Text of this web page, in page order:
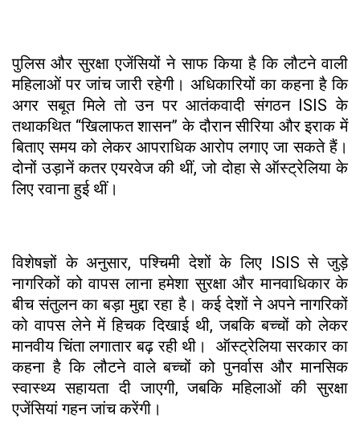
पुलिस और सुरक्षा एजेंसियों ने साफ किया है कि लौटने वाली
महिलाओं पर जांच जारी रहेगी। अधिकारियों का कहना है कि
अगर सबूत मिले तो उन पर आतंकवादी संगठन ISIS के
तथाकथित “खिलाफत शासन” के दौरान सीरिया और इराक में
बिताए समय को लेकर आपराधिक आरोप लगाए जा सकते हैं।
दोनों उड़ानें कतर एयरवेज की थीं, जो दोहा से ऑस्ट्रेलिया के
लिए रवाना हुई थीं।
विशेषज्ञों के अनुसार, पश्चिमी देशों के लिए ISIS से जुड़े
नागरिकों को वापस लाना हमेशा सुरक्षा और मानवाधिकार के
बीच संतुलन का बड़ा मुद्दा रहा है। कई देशों ने अपने नागरिकों
को वापस लेने में हिचक दिखाई थी, जबकि बच्चों को लेकर
मानवीय चिंता लगातार बढ़ रही थी। ऑस्ट्रेलिया सरकार का
कहना है कि लौटने वाले बच्चों को पुनर्वास और मानसिक
स्वास्थ्य सहायता दी जाएगी, जबकि महिलाओं की सुरक्षा
एजेंसियां गहन जांच करेंगी।